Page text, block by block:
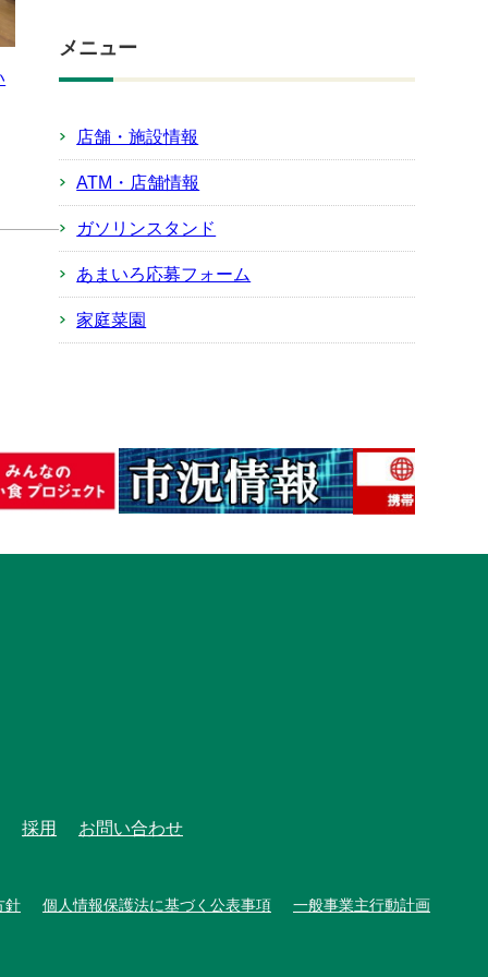
メニュー
店舗・施設情報
ATM・店舗情報
ガソリンスタンド
あまいろ応募フォーム
家庭菜園
採用 お問い合わせ
針 個人情報保護法に基づく公表事項 一般事業主行動計画